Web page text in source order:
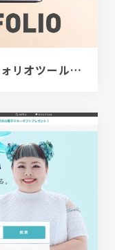
[PR]クリエイター向けポートフォリオツール｜BRIK PORTFOLIO